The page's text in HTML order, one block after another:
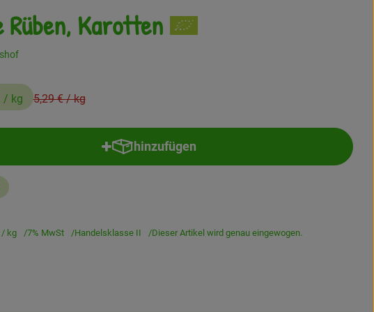
Rüben, Karotten
/ kg Alter Preis:
5,29 €/ kg
hinzufügen
hinzufügen
Produkt zum Warenkorb hinzufügen
/ kg 7% MwSt Handelsklasse II Dieser Artikel wird genau eingewogen.